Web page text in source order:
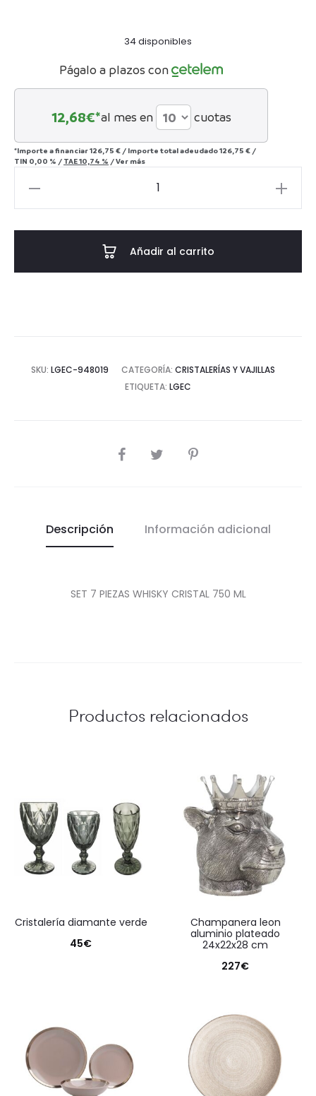
34 disponibles
Págalo a plazos con
12,68€*al mes en cuotas
*Importe a financiar126,75 € / Importe total adeudado126,75 € /
TIN 0,00 % / TAE10,74 % /Ver más
Añadir al carrito
SKU: LGEC-948019 CATEGORÍA: CRISTALERÍAS Y VAJILLAS
ETIQUETA: LGEC
COMPARTIR
Descripción Información adicional
SET 7 PIEZAS WHISKY CRISTAL 750 ML
Productos relacionados
cristalería diamante verde
45€
champanera leon
aluminio plateado
24x22x28 cm
227€